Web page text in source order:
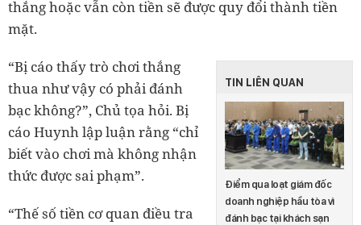
thắng hoặc vẫn còn tiền sẽ được quy đổi thành tiền
mặt.
TIN LIÊN QUAN
Điểm qua loạt giám đốc
doanh nghiệp hầu tòa vì
đánh bạc tại khách sạn
“Bị cáo thấy trò chơi thắng
thua như vậy có phải đánh
bạc không?”, Chủ tọa hỏi. Bị
cáo Huynh lập luận rằng “chỉ
biết vào chơi mà không nhận
thức được sai phạm”.
“Thế số tiền cơ quan điều tra